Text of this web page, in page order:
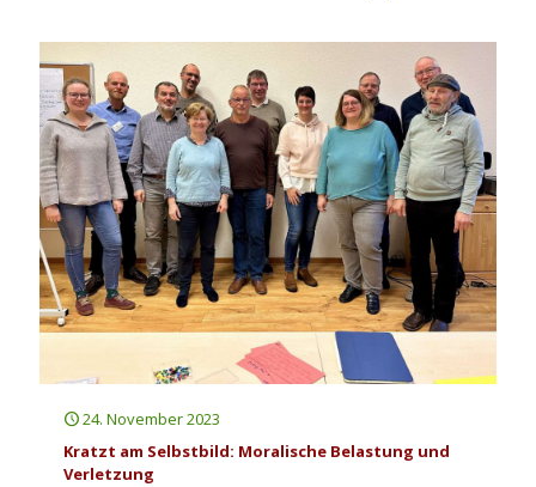
24. November 2023
Kratzt am Selbstbild: Moralische Belastung und
Verletzung